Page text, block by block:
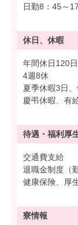
日勤8：45～
休日、休暇
年間休日120日
4週8休
夏季休暇3日
慶弔休暇、有
待遇・ 福利厚
交通費支給
退職金制度（
健康保険、厚
寮情報